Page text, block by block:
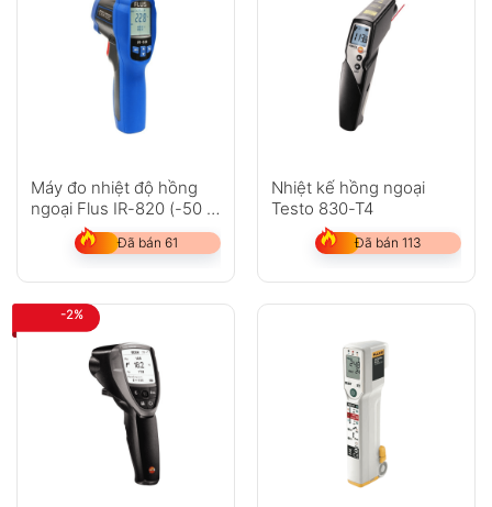
Máy đo nhiệt độ hồng
ngoại Flus IR-820 (-50 ~
500?C)
Đã bán 61
Nhiệt kế hồng ngoại
Testo 830-T4
Đã bán 113
-2%